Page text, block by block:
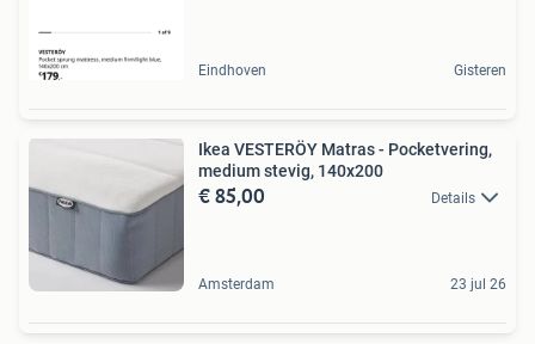
Eindhoven Gisteren
Ikea VESTERÖY Matras - Pocketvering,
medium stevig, 140x200
€ 85,00 Details
Amsterdam 23 jul 26